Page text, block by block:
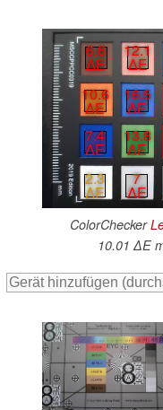
6.6
∆E
12.1
∆E
10.6
∆E
16.5
∆E
7.4
∆E
13.8
∆E
2.3
∆E
7
∆E
ColorChecker
10.01 ∆E